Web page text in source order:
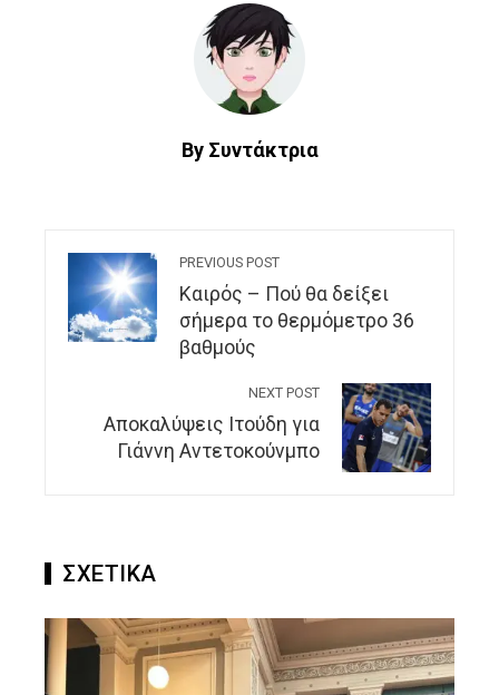
By Συντάκτρια
PREVIOUS POST
Καιρός – Πού θα δείξει
σήμερα το θερμόμετρο 36
βαθμούς
NEXT POST
Αποκαλύψεις Ιτούδη για
Γιάννη Αντετοκούνμπο
ΣΧΕΤΙΚΑ